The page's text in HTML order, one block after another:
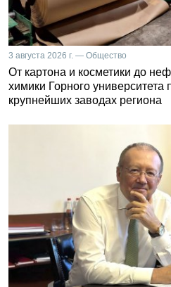
3 августа 2026 г. — Общество
От картона и косметики до
химики Горного университета
крупнейших заводах региона